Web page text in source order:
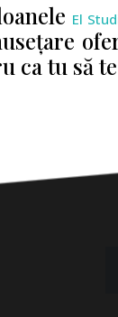
El
ca tu să